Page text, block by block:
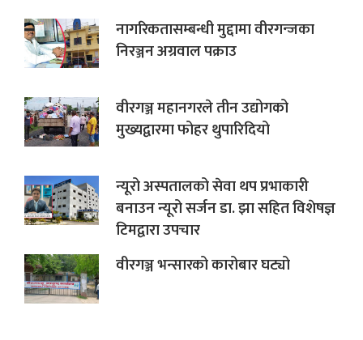
नागरिकतासम्बन्धी मुद्दामा वीरगन्जका
निरञ्जन अग्रवाल पक्राउ
वीरगञ्ज महानगरले तीन उद्योगको
मुख्यद्वारमा फोहर थुपारिदियो
न्यूरो अस्पतालको सेवा थप प्रभाकारी
बनाउन न्यूरो सर्जन डा. झा सहित विशेषज्ञ
टिमद्वारा उपचार
वीरगञ्ज भन्सारको कारोबार घट्यो